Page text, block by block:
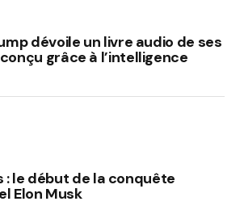
dévoile un livre audio de ses
grâce à l’intelligence
: le début de la conquête
Elon Musk